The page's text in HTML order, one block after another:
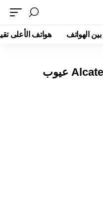
الهواتف هواتف الأعلى
سعر ومواصفات Alcatel 1 2021 عيوب